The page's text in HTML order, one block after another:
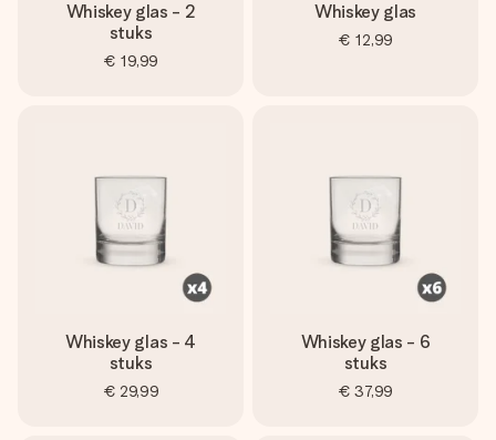
Whiskey glas - 2
stuks
€ 19,99
Whiskey glas
€ 12,99
Whiskey glas - 4
stuks
€ 29,99
Whiskey glas - 6
stuks
€ 37,99